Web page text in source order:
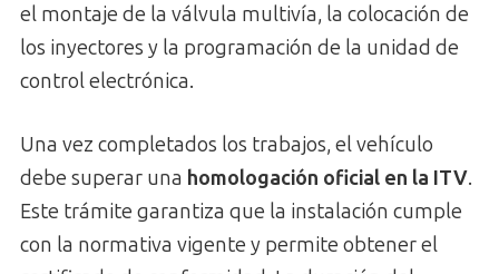
el montaje de la válvula multivía, la colocación de
los inyectores y la programación de la unidad de
control electrónica.
Una vez completados los trabajos, el vehículo
debe superar una homologación oficial en la ITV.
Este trámite garantiza que la instalación cumple
con la normativa vigente y permite obtener el